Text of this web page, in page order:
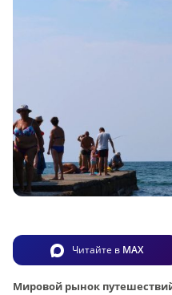
Читайте в MAX
Мировой рынок